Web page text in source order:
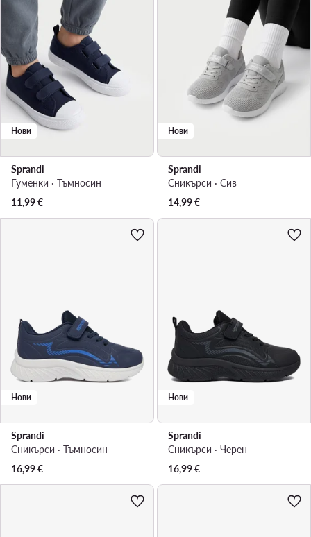
Нови
Sprandi
Гуменки · Тъмносин
11,99€
Нови
Sprandi
Сникърси · Сив
14,99€
Нови
Sprandi
Сникърси · Тъмносин
16,99€
Нови
Sprandi
Сникърси · Черен
16,99€